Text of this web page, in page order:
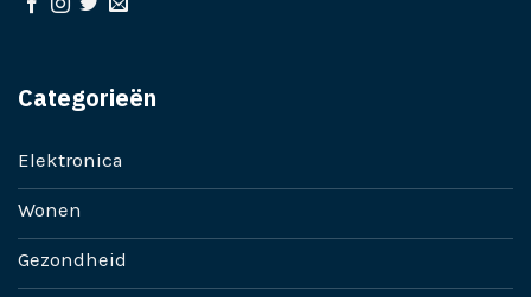
Categorieën
Elektronica
Wonen
Gezondheid